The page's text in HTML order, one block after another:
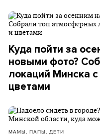
Куда пойти за
новыми фото?
локаций Минска
цветами
МАМЫ, ПАПЫ, ДЕТИ